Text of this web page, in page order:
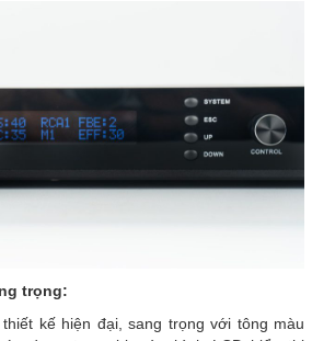
trọng:
kế hiện đại, sang trọng với tông màu